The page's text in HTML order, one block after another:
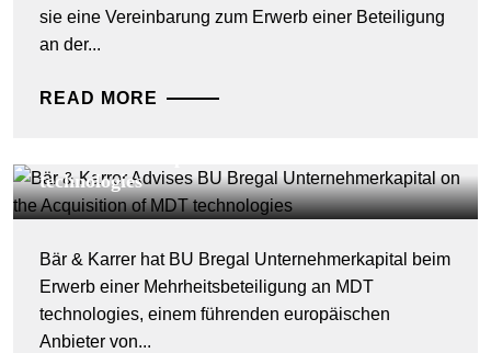
sie eine Vereinbarung zum Erwerb einer Beteiligung
an der...
READ MORE
DEALS & CASES - 28. JULI 2026
technologies
Bär & Karrer hat BU Bregal Unternehmerkapital beim
Erwerb einer Mehrheitsbeteiligung an MDT
technologies, einem führenden europäischen
Anbieter von...